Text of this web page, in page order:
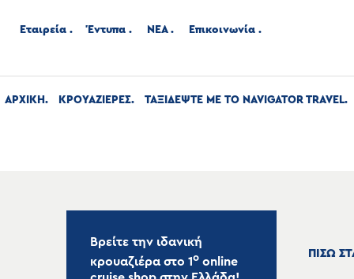
Εταιρεία Έντυπα ΝΕΑ Επικοινωνία
ΑΡΧΙΚΉ ΚΡΟΥΑΖΙΕΡΕΣ ΤΑΞΙΔΕΨΤΕ ΜΕ ΤΟ NAVIGATOR TRAVEL
Βρείτε την ιδανική
κρουαζιέρα στο 1ο online
ΠΙΣΩ